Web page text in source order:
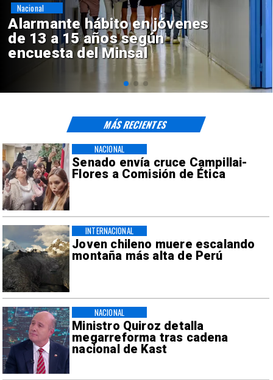
Aprueban creación del Parque
Sebastián Piñera con inversión
de $4 mil millones
Regiones
Senado envía cruce Campillai-
Flores a Comisión de Ética
NACIONAL
Joven chileno muere escalando
montaña más alta de Perú
INTERNACIONAL
Ministro Quiroz detalla
megarreforma tras cadena
nacional de Kast
NACIONAL
MÁS RECIENTES